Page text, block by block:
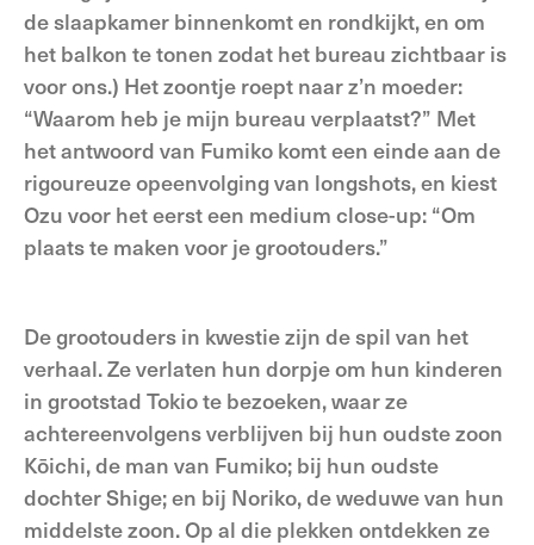
de slaapkamer binnenkomt en rondkijkt, en om
het balkon te tonen zodat het bureau zichtbaar is
voor ons.) Het zoontje roept naar z’n moeder:
“Waarom heb je mijn bureau verplaatst?” Met
het antwoord van Fumiko komt een einde aan de
rigoureuze opeenvolging van longshots, en kiest
Ozu voor het eerst een medium close-up: “Om
plaats te maken voor je grootouders.”
De grootouders in kwestie zijn de spil van het
verhaal. Ze verlaten hun dorpje om hun kinderen
in grootstad Tokio te bezoeken, waar ze
achtereenvolgens verblijven bij hun oudste zoon
Kōichi, de man van Fumiko; bij hun oudste
dochter Shige; en bij Noriko, de weduwe van hun
middelste zoon. Op al die plekken ontdekken ze